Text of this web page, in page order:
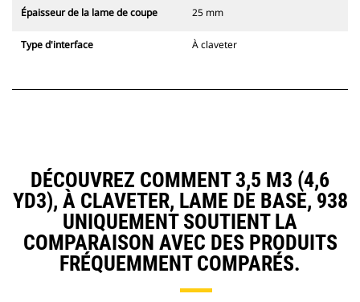
Épaisseur de la lame de coupe 25 mm
Type d'interface À claveter
DÉCOUVREZ COMMENT 3,5 M3 (4,6
YD3), À CLAVETER, LAME DE BASE, 938
UNIQUEMENT SOUTIENT LA
COMPARAISON AVEC DES PRODUITS
FRÉQUEMMENT COMPARÉS.